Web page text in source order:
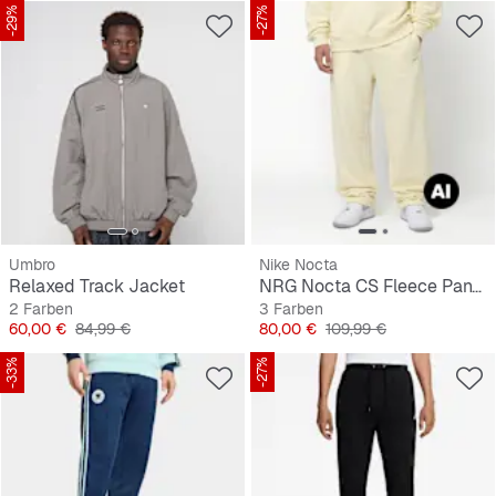
-29%
Umbro
Relaxed Track Jacket
2 Farben
Preis
60,00 € Originalpreis
84,99 €
-27%
Nike Nocta
NRG Nocta CS Fleece Pant OH
3 Farben
Preis
80,00 € Originalpreis
109,99 €
-33% -27%